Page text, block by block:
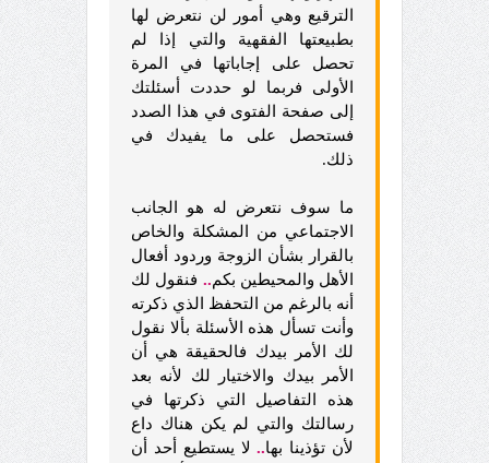
الترقيع وهي أمور لن نتعرض لها
بطبيعتها الفقهية والتي إذا لم
تحصل على إجاباتها في المرة
الأولى فربما لو حددت أسئلتك
إلى صفحة الفتوى في هذا الصدد
فستحصل على ما يفيدك في
ذلك.
ما سوف نتعرض له هو الجانب
الاجتماعي من المشكلة والخاص
بالقرار بشأن الزوجة وردود أفعال
الأهل والمحيطين بكم.. فنقول لك
أنه بالرغم من التحفظ الذي ذكرته
وأنت تسأل هذه الأسئلة بألا نقول
لك الأمر بيدك فالحقيقة هي أن
الأمر بيدك والاختيار لك لأنه بعد
هذه التفاصيل التي ذكرتها في
رسالتك والتي لم يكن هناك داع
لأن تؤذينا بها..لا يستطيع أحد أن